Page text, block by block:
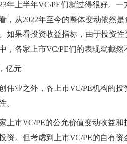
年上半年VC/PE们就过得很好。
，从2022年至今的整体变动依然
如果看投资收益指标，由于投资
，各家上市VC/PE们的表现就截然
亿元
伟业之外，各上市VC/PE机构的投
。
上市VC/PE的公允价值变动收益
资。但考虑到上市VC/PE的自有